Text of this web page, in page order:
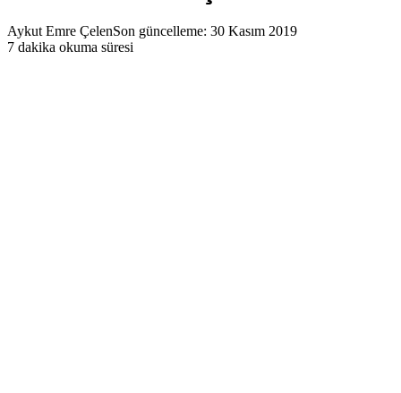
Aykut Emre ÇelenSon güncelleme: 30 Kasım 2019
7 dakika okuma süresi